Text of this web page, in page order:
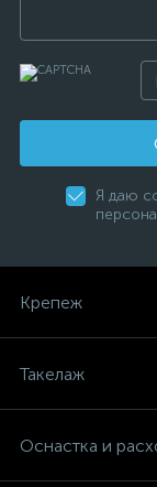
Я даю
Крепеж
Такелаж
Оснастка и